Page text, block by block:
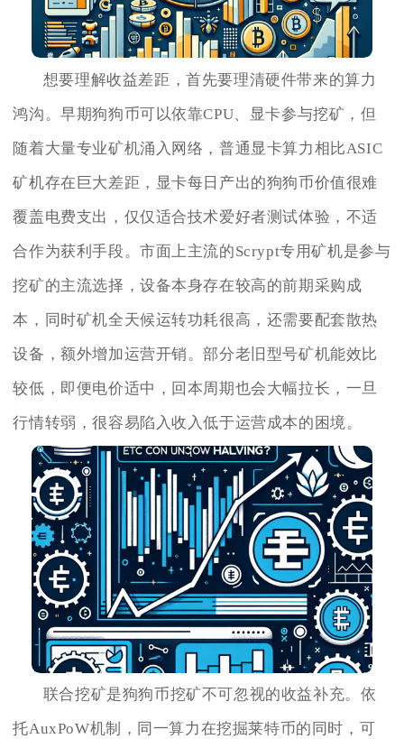
想要理解收益差距，首先要理清硬件带来的算力
鸿沟。早期狗狗币可以依靠CPU、显卡参与挖矿，但
随着大量专业矿机涌入网络，普通显卡算力相比ASIC
矿机存在巨大差距，显卡每日产出的狗狗币价值很难
覆盖电费支出，仅仅适合技术爱好者测试体验，不适
合作为获利手段。市面上主流的Scrypt专用矿机是参与
挖矿的主流选择，设备本身存在较高的前期采购成
本，同时矿机全天候运转功耗很高，还需要配套散热
设备，额外增加运营开销。部分老旧型号矿机能效比
较低，即便电价适中，回本周期也会大幅拉长，一旦
行情转弱，很容易陷入收入低于运营成本的困境。
联合挖矿是狗狗币挖矿不可忽视的收益补充。依
托AuxPoW机制，同一算力在挖掘莱特币的同时，可